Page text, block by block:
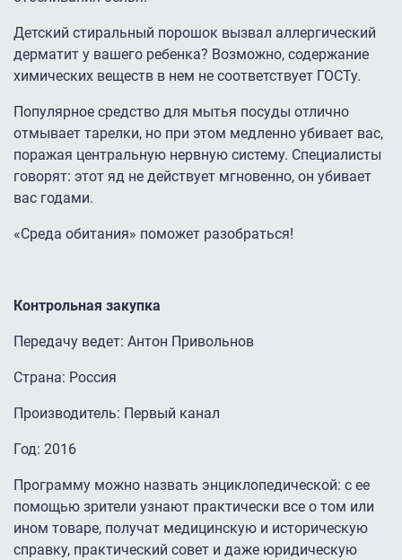
Детский стиральный порошок вызвал аллергический
дерматит у вашего ребенка? Возможно, содержание
химических веществ в нем не соответствует ГОСТу.
Популярное средство для мытья посуды отлично
отмывает тарелки, но при этом медленно убивает вас,
поражая центральную нервную систему. Специалисты
говорят: этот яд не действует мгновенно, он убивает
вас годами.
«Среда обитания» поможет разобраться!
Контрольная закупка
Передачу ведет: Антон Привольнов
Страна: Россия
Производитель: Первый канал
Год: 2016
Программу можно назвать энциклопедической: с ее
помощью зрители узнают практически все о том или
ином товаре, получат медицинскую и историческую
справку, практический совет и даже юридическую